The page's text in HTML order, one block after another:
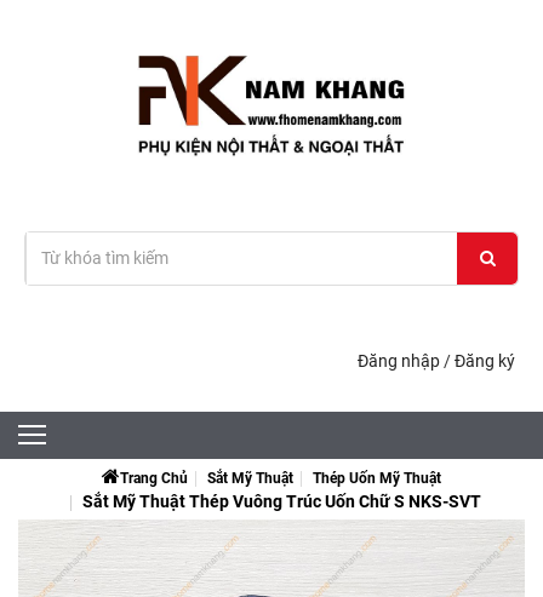
Đăng nhập /Đăng ký
Trang Chủ Sắt Mỹ Thuật Thép Uốn Mỹ Thuật
Sắt Mỹ Thuật Thép Vuông Trúc Uốn Chữ S NKS-SVT